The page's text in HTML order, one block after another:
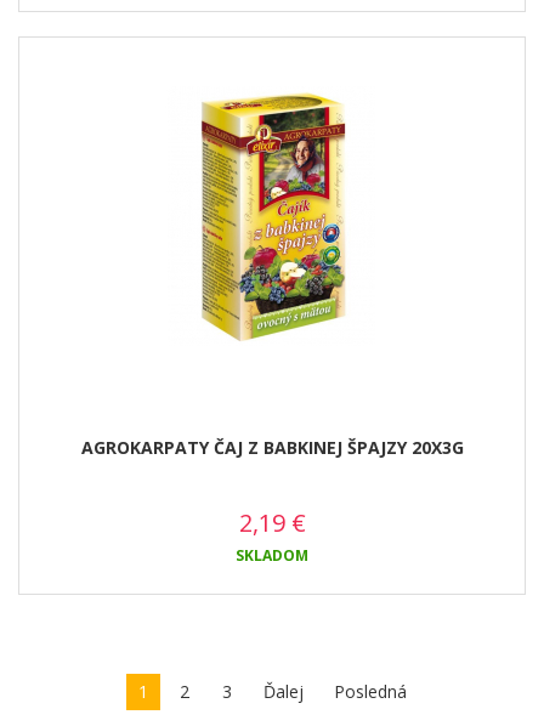
AGROKARPATY ČAJ Z BABKINEJ ŠPAJZY 20X3G
2,19 €
SKLADOM
1 2 3 Ďalej Posledná